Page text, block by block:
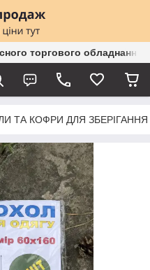
торгового обладнання
ТА КОФРИ ДЛЯ ЗБЕРІГАННЯ